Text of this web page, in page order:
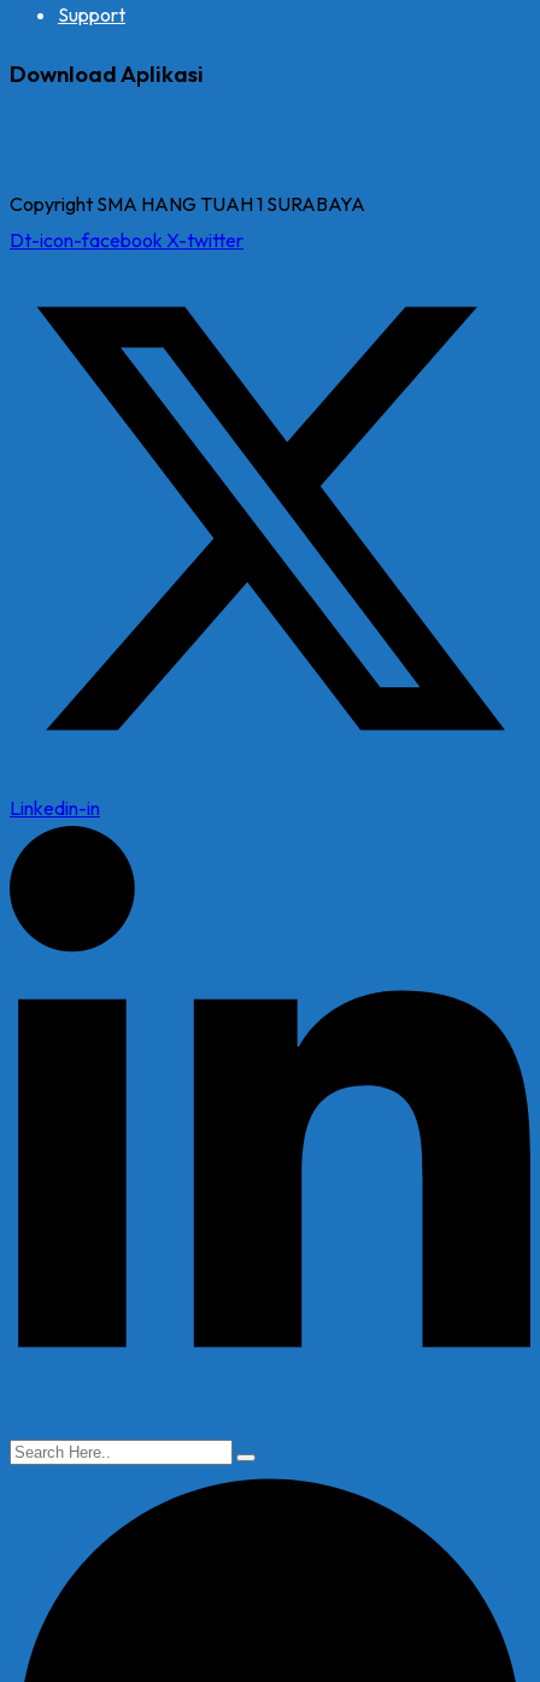
Support
Download Aplikasi
Copyright SMA HANG TUAH 1 SURABAYA
Dt-icon-facebook X-twitter
Linkedin-in